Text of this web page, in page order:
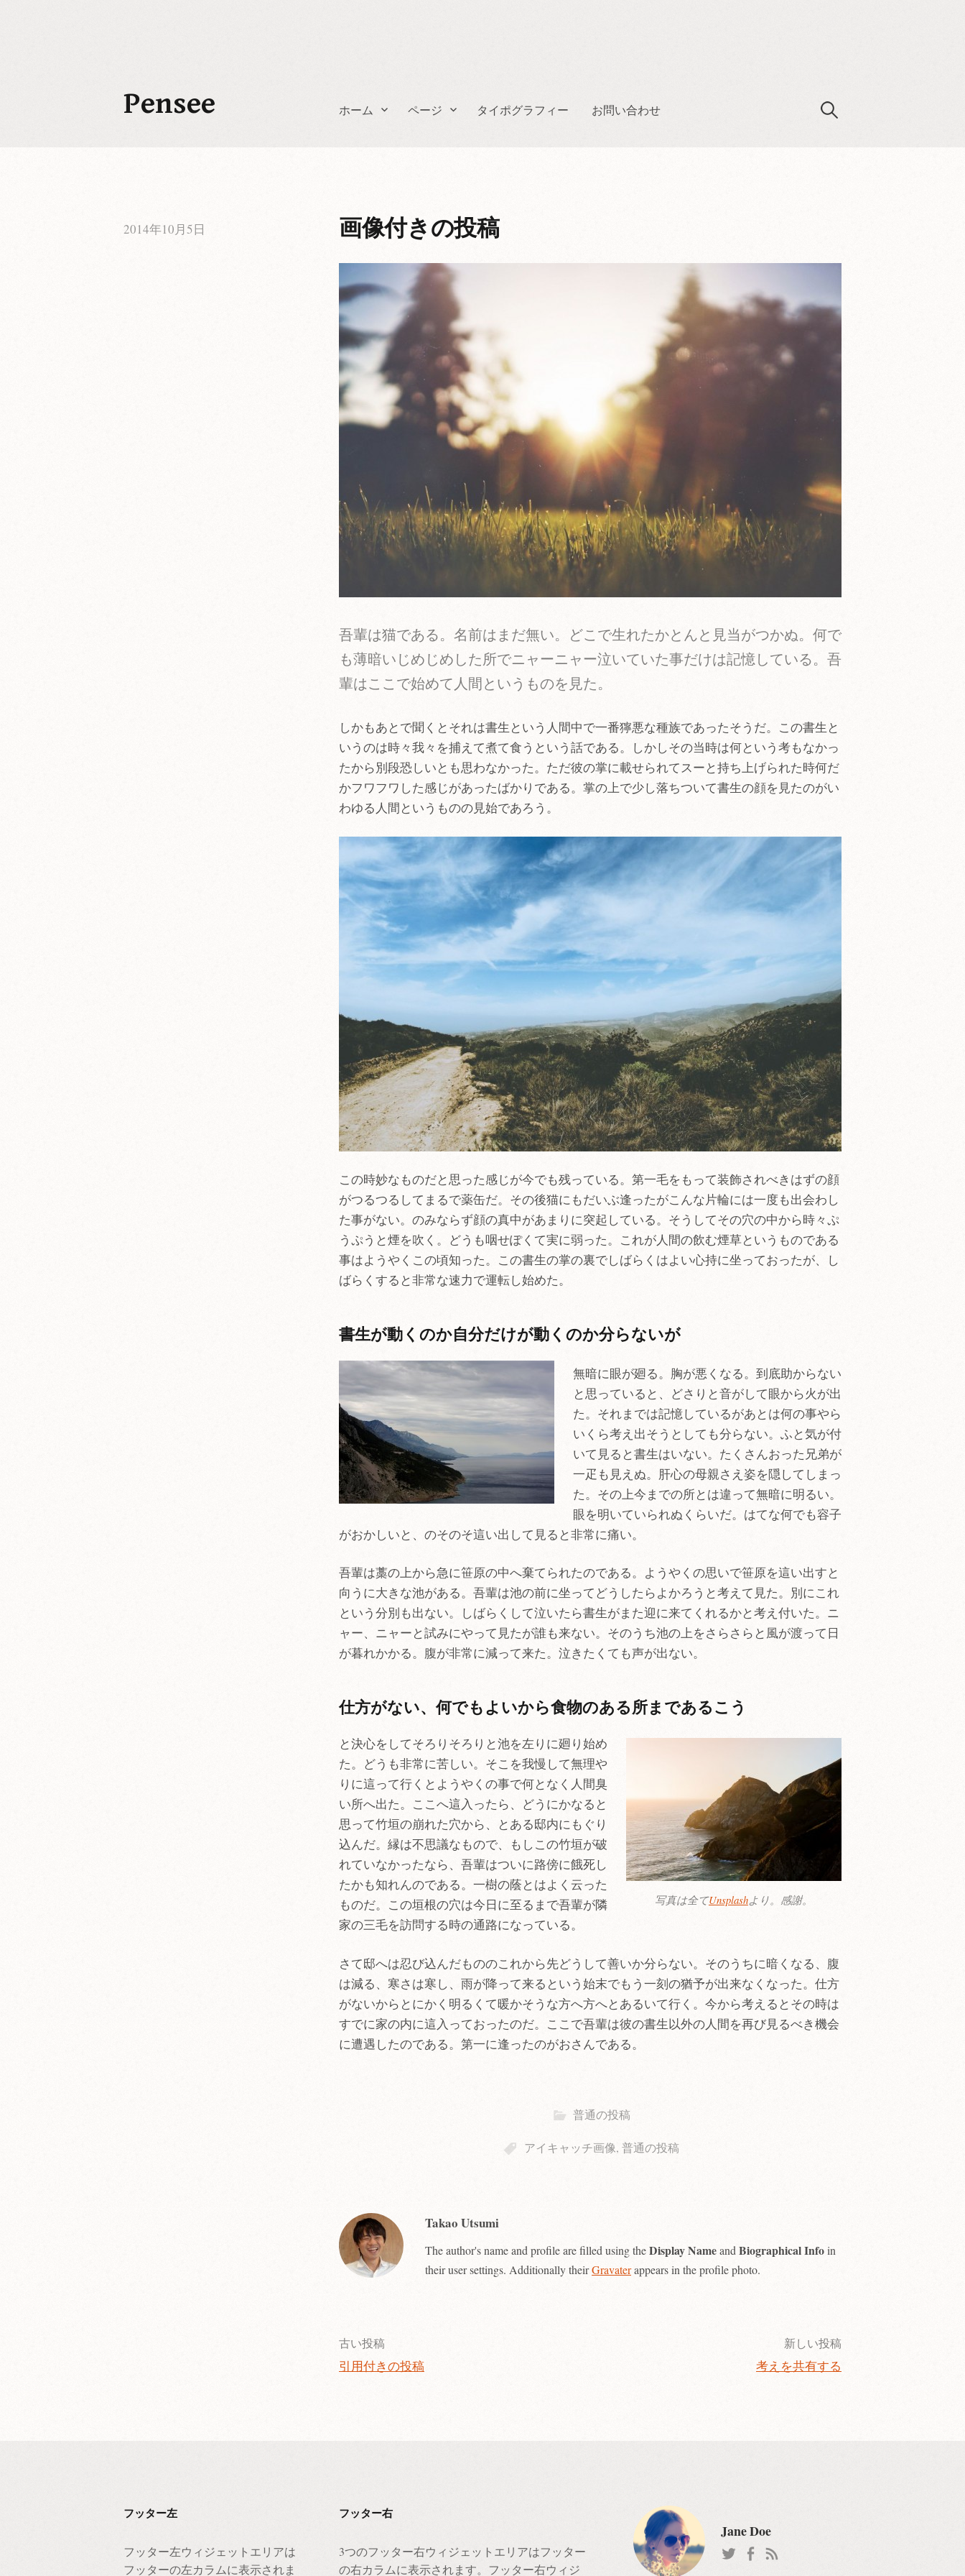
Pensee ホーム ページ タイポグラフィー お問い合わせ 検
2014年10月5日 画像付きの投稿
吾輩は猫である。名前はまだ無い。どこで生れたかとんと見当がつかぬ。何で
も薄暗いじめじめした所でニャーニャー泣いていた事だけは記憶している。吾
輩はここで始めて人間というものを見た。
しかもあとで聞くとそれは書生という人間中で一番獰悪な種族であったそうだ。この書生と
いうのは時々我々を捕えて煮て食うという話である。しかしその当時は何という考もなかっ
たから別段恐しいとも思わなかった。ただ彼の掌に載せられてスーと持ち上げられた時何だ
かフワフワした感じがあったばかりである。掌の上で少し落ちついて書生の顔を見たのがい
わゆる人間というものの見始であろう。
この時妙なものだと思った感じが今でも残っている。第一毛をもって装飾されべきはずの顔
がつるつるしてまるで薬缶だ。その後猫にもだいぶ逢ったがこんな片輪には一度も出会わし
た事がない。のみならず顔の真中があまりに突起している。そうしてその穴の中から時々ぷ
うぷうと煙を吹く。どうも咽せぽくて実に弱った。これが人間の飲む煙草というものである
事はようやくこの頃知った。この書生の掌の裏でしばらくはよい心持に坐っておったが、し
ばらくすると非常な速力で運転し始めた。
書生が動くのか自分だけが動くのか分らないが
無暗に眼が廻る。胸が悪くなる。到底助からない
と思っていると、どさりと音がして眼から火が出
た。それまでは記憶しているがあとは何の事やら
いくら考え出そうとしても分らない。ふと気が付
いて見ると書生はいない。たくさんおった兄弟が
一疋も見えぬ。肝心の母親さえ姿を隠してしまっ
た。その上今までの所とは違って無暗に明るい。
眼を明いていられぬくらいだ。はてな何でも容子
がおかしいと、のそのそ這い出して見ると非常に痛い。
吾輩は藁の上から急に笹原の中へ棄てられたのである。ようやくの思いで笹原を這い出すと
向うに大きな池がある。吾輩は池の前に坐ってどうしたらよかろうと考えて見た。別にこれ
という分別も出ない。しばらくして泣いたら書生がまた迎に来てくれるかと考え付いた。ニ
ャー、ニャーと試みにやって見たが誰も来ない。そのうち池の上をさらさらと風が渡って日
が暮れかかる。腹が非常に減って来た。泣きたくても声が出ない。
仕方がない、何でもよいから食物のある所まであるこう
写真は全てUnsplashより。感謝。
と決心をしてそろりそろりと池を左りに廻り始め
た。どうも非常に苦しい。そこを我慢して無理や
りに這って行くとようやくの事で何となく人間臭
い所へ出た。ここへ這入ったら、どうにかなると
思って竹垣の崩れた穴から、とある邸内にもぐり
込んだ。縁は不思議なもので、もしこの竹垣が破
れていなかったなら、吾輩はついに路傍に餓死し
たかも知れんのである。一樹の蔭とはよく云った
ものだ。この垣根の穴は今日に至るまで吾輩が隣
家の三毛を訪問する時の通路になっている。
さて邸へは忍び込んだもののこれから先どうして善いか分らない。そのうちに暗くなる、腹
は減る、寒さは寒し、雨が降って来るという始末でもう一刻の猶予が出来なくなった。仕方
がないからとにかく明るくて暖かそうな方へ方へとあるいて行く。今から考えるとその時は
すでに家の内に這入っておったのだ。ここで吾輩は彼の書生以外の人間を再び見るべき機会
に遭遇したのである。第一に逢ったのがおさんである。
普通の投稿
アイキャッチ画像, 普通の投稿
Takao Utsumi
The author's name and profile are filled using theDisplay Nameand Biographical Infoin
their user settings. Additionally theirGravaterappears in the profile photo.
ゲ
ー
古い投稿
引用付きの投稿
新しい投稿
考えを共有する
フッター左
フッター左ウィジェットエリアは
フッターの左カラムに表示されま
フッター右
3つのフッター右ウィジェットエリアはフッター
の右カラムに表示されます。フッター右ウィジ
Jane Doe